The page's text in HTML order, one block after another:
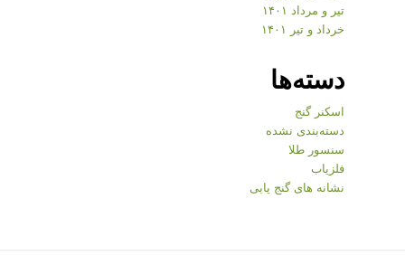
تیر و مرداد ۱۴۰۱
خرداد و تیر ۱۴۰۱
دسته‌ها
اسکنر گنج
دسته‌بندی نشده
سنسور طلا
فلزیاب
نشانه های گنج یابی